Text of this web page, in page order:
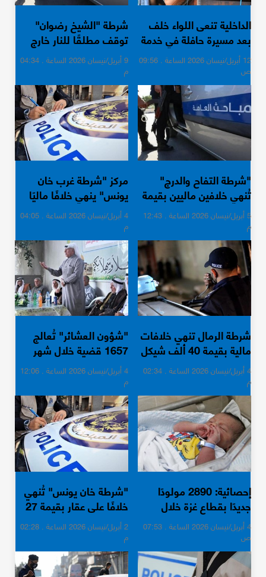
الداخلية تنعى اللواء خلف
بعد مسيرة حافلة في خدمة
الوطن 12 أبريل/نيسان 2026 الساعة . 09:56
ص
شرطة "الشيخ رضوان"
توقف مطلقًا للنار خارج
إطار القانون في غزة 9 أبريل/نيسان 2026 الساعة . 04:34
م
"شرطة التفاح والدرج"
تُنهي خلافين ماليين بقيمة
39 ألف شيكل 5 أبريل/نيسان 2026 الساعة . 12:43
م
مركز "شرطة غرب خان
يونس" ينهي خلافًا ماليًا
بقيمة 160 ألف شيكل 4 أبريل/نيسان 2026 الساعة . 04:05
م
شرطة الرمال تنهي خلافات
مالية بقيمة 40 ألف شيكل
4 أبريل/نيسان 2026 الساعة . 02:34
م
"شؤون العشائر" تُعالج
1657 قضية خلال شهر
مارس الماضي 4 أبريل/نيسان 2026 الساعة . 12:06
م
إحصائية: 2890 مولودًا
جديدًا بقطاع غزة خلال
مارس الماضي 4 أبريل/نيسان 2026 الساعة . 07:53
ص
"شرطة خان يونس" تُنهي
خلافًا على عقار بقيمة 27
ألف دولار 2 أبريل/نيسان 2026 الساعة . 02:28
م